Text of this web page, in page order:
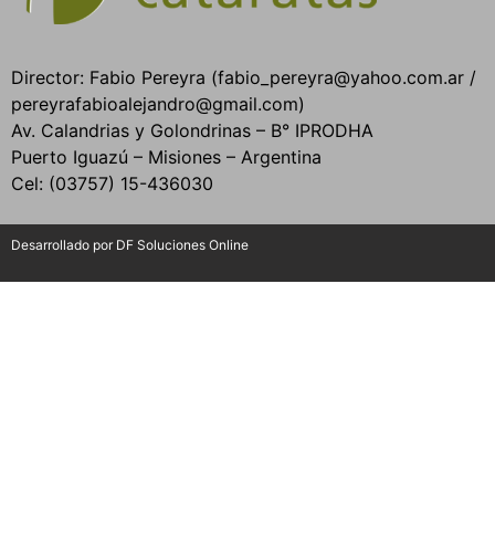
Director: Fabio Pereyra (fabio_pereyra@yahoo.com.ar /
pereyrafabioalejandro@gmail.com)
Av. Calandrias y Golondrinas – B° IPRODHA
Puerto Iguazú – Misiones – Argentina
Cel: (03757) 15-436030
Desarrollado por DF Soluciones Online